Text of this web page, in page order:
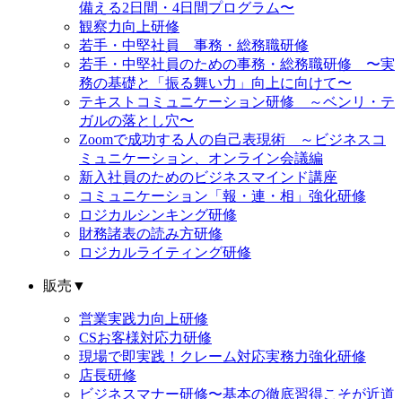
備える2日間・4日間プログラム〜
観察力向上研修
若手・中堅社員 事務・総務職研修
若手・中堅社員のための事務・総務職研修 〜実
務の基礎と「振る舞い力」向上に向けて〜
テキストコミュニケーション研修 ～ベンリ・テ
ガルの落とし穴〜
Zoomで成功する人の自己表現術 ～ビジネスコ
ミュニケーション、オンライン会議編
新入社員のためのビジネスマインド講座
コミュニケーション「報・連・相」強化研修
ロジカルシンキング研修
財務諸表の読み方研修
ロジカルライティング研修
販売 ▼
営業実践力向上研修
CSお客様対応力研修
現場で即実践！クレーム対応実務力強化研修
店長研修
ビジネスマナー研修〜基本の徹底習得こそが近道